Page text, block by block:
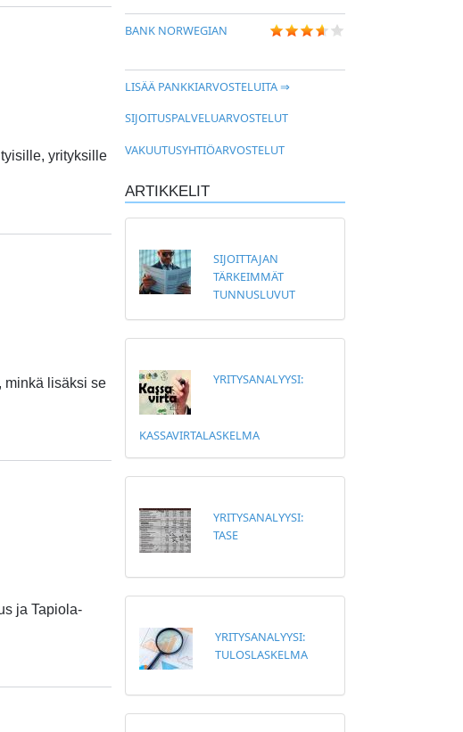
yrityksille
minkä lisäksi se
ja Tapiola-
BANK NORWEGIAN
LISÄÄ PANKKIARVOSTELUITA ⇒
SIJOITUSPALVELUARVOSTELUT
VAKUUTUSYHTIÖARVOSTELUT
ARTIKKELIT
SIJOITTAJAN
TÄRKEIMMÄT
TUNNUSLUVUT
YRITYSANALYYSI:
KASSAVIRTALASKELMA
YRITYSANALYYSI:
TASE
YRITYSANALYYSI:
TULOSLASKELMA